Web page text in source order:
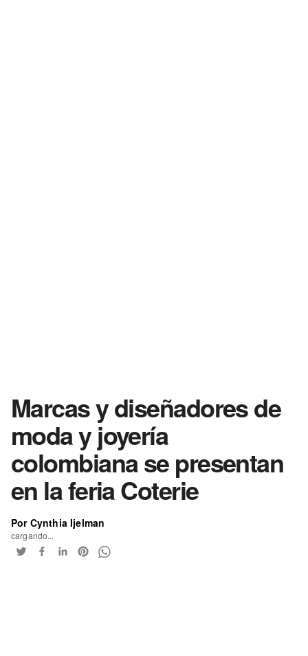
Marcas y diseñadores de
moda y joyería
colombiana se presentan
en la feria Coterie
Por Cynthia Ijelman
cargando...